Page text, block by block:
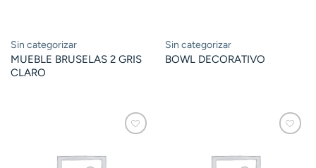
Sin categorizar
MUEBLE BRUSELAS 2 GRIS
CLARO
Sin categorizar
BOWL DECORATIVO